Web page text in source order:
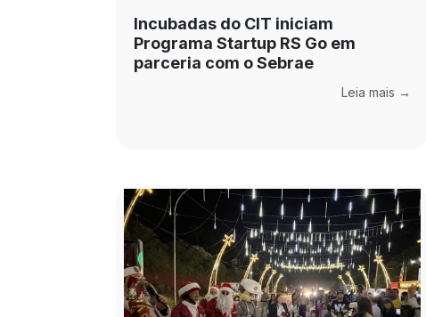
Incubadas do CIT iniciam
Programa Startup RS Go em
parceria com o Sebrae
Leia mais →